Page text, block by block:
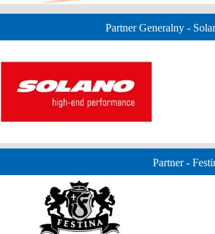
Partner Generalny -
Partner -